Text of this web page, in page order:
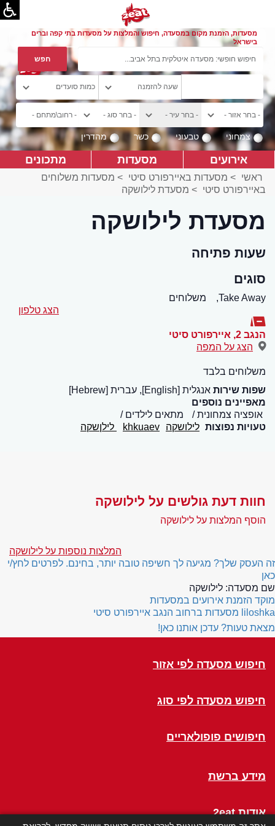
מסעדות, הזמנת מקום במסעדה, חיפוש והמלצות על מסעדות בתי קפה וברים
בישראל
צמחוני טבעוני כשר מהדרין
אירועים מסעדות מתכונים
ראשי > מסעדות באיירפורט סיטי > מסעדות משלוחים
באיירפורט סיטי > מסעדת לילושקה
מסעדת לילושקה
שעות פתיחה
סוגים
Take Away,
משלוחים
הצג טלפון
הנגב 2 , איירפורט סיטי
הצג על המפה
משלוחים בלבד
שפות שירות אנגלית [English], עברית [Hebrew]
מאפיינים נוספים
אופציה צמחונית
מתאים לילדים
טעויות נפוצות לילושקה khkuaev לילןשקה
חוות דעת גולשים על לילושקה
הוסף המלצות על לילושקה
המלצות נוספות על לילושקה
זה העסק שלך? מגיעה לך חשיפה טובה יותר, בחינם. לפרטים לחץ/י
כאן
שם מסעדה: לילושקה
מוקד הזמנת אירועים במסעדות
liloshka מסעדות ברחוב הנגב איירפורט סיטי
מצאת טעות? עדכן אותנו כאן!
חיפוש מסעדה לפי אזור
חיפוש מסעדה לפי סוג
חיפושים פופולאריים
מידע ברשת
אודות 2eat